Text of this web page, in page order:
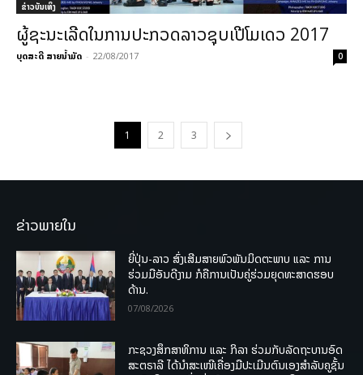
​ຂ່າວບັນເທິງ
ຜູ້ຊະນະເລີດໃນການປະກວດລາວຊຸບເປີໂມເດວ 2017
ບຸດສະດີ ສາຍນ້ຳມັດ - 22/08/2017 0
1 2 3
ຂ່າວພາຍໃນ
ຍີ່ປຸ່ນ-ລາວ ສົ່ງເສີມສາຍພົວພັນມິດຕະພາບ ແລະ ການ
ຮ່ວມມືອັນດີງາມ ກໍຄືການເປັນຄູ່ຮ່ວມຍຸດທະສາດຮອບ
ດ້ານ.
07/08/2026
ກະຊວງສຶກສາທິການ ແລະ ກິລາ ຮ່ວມກັບລັດຖະບານອົດ
ສະຕຣາລີ ໄດ້ນຳສະເໜີເຄື່ອງມືປະເມີນຕົນເອງສຳລັບຄູຊັ້ນ